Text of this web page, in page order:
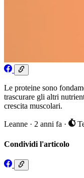
Le proteine sono
trascurare gli altri
crescita muscolari.
Leanne · 2 anni fa ·
Condividi l'articolo